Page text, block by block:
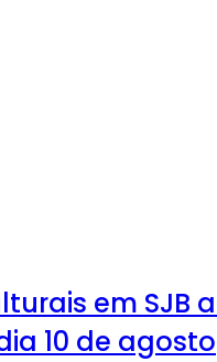
em SJB
10 de agosto